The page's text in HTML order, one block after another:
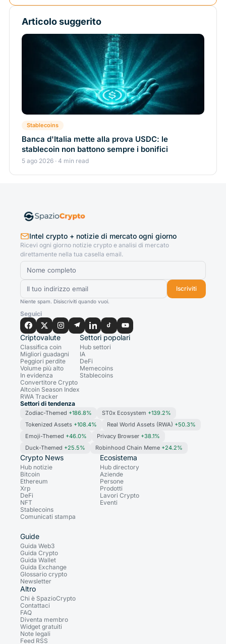
Articolo suggerito
Stablecoins
Banca d'Italia mette alla prova USDC: le
stablecoin non battono sempre i bonifici
5 ago 2026 · 4 min read
Intel crypto + notizie di mercato ogni giorno
Ricevi ogni giorno notizie crypto e analisi di mercato
direttamente nella tua casella email.
Iscriviti
Niente spam. Disiscriviti quando vuoi.
Seguici
Criptovalute
Classifica coin
Migliori guadagni
Peggiori perdite
Volume più alto
In evidenza
Convertitore Crypto
Altcoin Season Index
RWA Tracker
Settori popolari
Hub settori
IA
DeFi
Memecoins
Stablecoins
Settori di tendenza
Zodiac-Themed +186.8% ST0x Ecosystem +139.2%
Tokenized Assets +108.4% Real World Assets (RWA) +50.3%
Emoji-Themed +46.0% Privacy Browser +38.1%
Duck-Themed +25.5% Robinhood Chain Meme +24.2%
Crypto News
Hub notizie
Bitcoin
Ethereum
Xrp
DeFi
NFT
Stablecoins
Comunicati stampa
Ecosistema
Hub directory
Aziende
Persone
Prodotti
Lavori Crypto
Eventi
Guide
Guida Web3
Guida Crypto
Guida Wallet
Guida Exchange
Glossario crypto
Newsletter
Altro
Chi è SpazioCrypto
Contattaci
FAQ
Diventa membro
Widget gratuiti
Note legali
Feed RSS